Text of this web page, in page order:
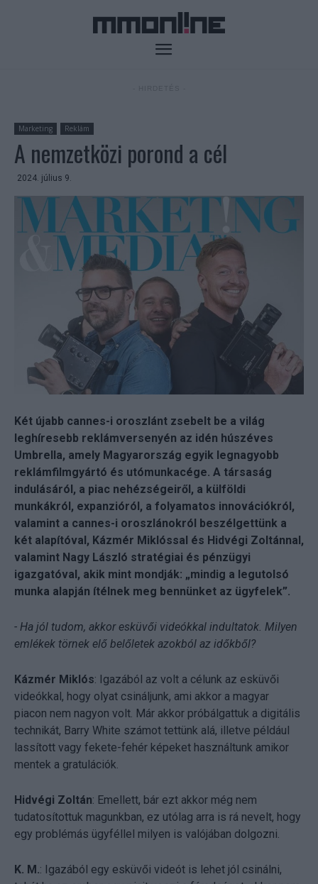
Marketing Reklám
A nemzetközi porond a cél
2024. július 9.
Két újabb cannes-i oroszlánt zsebelt be a világ
leghíresebb reklámversenyén az idén húszéves
Umbrella, amely Magyarország egyik legnagyobb
reklámfilmgyártó és utómunkacége. A társaság
indulásáról, a piac nehézségeiről, a külföldi
munkákról, expanzióról, a folyamatos innovációkról,
valamint a cannes-i oroszlánokról beszélgettünk a
két alapítóval, Kázmér Miklóssal és Hidvégi Zoltánnal,
valamint Nagy László stratégiai és pénzügyi
igazgatóval, akik mint mondják: „mindig a legutolsó
munka alapján ítélnek meg bennünket az ügyfelek”.
- Ha jól tudom, akkor esküvői videókkal indultatok. Milyen
emlékek törnek elő belőletek azokból az időkből?
Kázmér Miklós: Igazából az volt a célunk az esküvői
videókkal, hogy olyat csináljunk, ami akkor a magyar
piacon nem nagyon volt. Már akkor próbálgattuk a digitális
technikát, Barry White számot tettünk alá, illetve például
lassított vagy fekete-fehér képeket használtunk amikor
mentek a gratulációk.
Hidvégi Zoltán: Emellett, bár ezt akkor még nem
tudatosítottuk magunkban, ez utólag arra is rá nevelt, hogy
egy problémás ügyféllel milyen is valójában dolgozni.
K. M.: Igazából egy esküvői videót is lehet jól csinálni,